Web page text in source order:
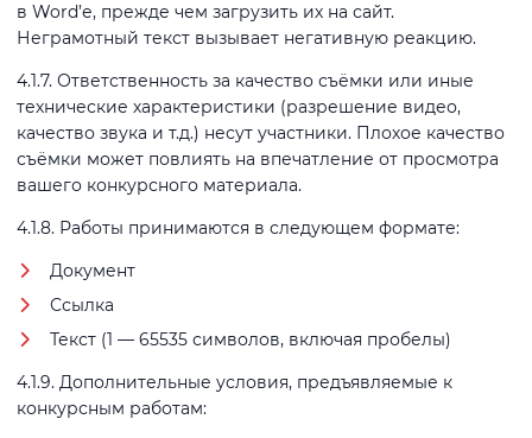
в Word’е, прежде чем загрузить их на сайт.
Неграмотный текст вызывает негативную реакцию.
4.1.7. Ответственность за качество съёмки или иные
технические характеристики (разрешение видео,
качество звука и т.д.) несут участники. Плохое качество
съёмки может повлиять на впечатление от просмотра
вашего конкурсного материала.
4.1.8. Работы принимаются в следующем формате:
Документ
Ссылка
Текст (1 — 65535 символов, включая пробелы)
4.1.9. Дополнительные условия, предъявляемые к
конкурсным работам: